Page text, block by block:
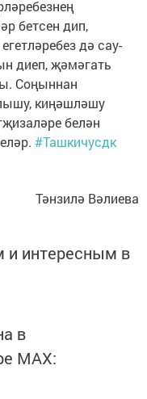
бетсен дип,
дә сау-
диеп, җәмәгать
Соңыннан
киңәшләшу
белән
#Ташкичусдк
Тәнзилә Вәлиева
интересным в
в
MАХ: